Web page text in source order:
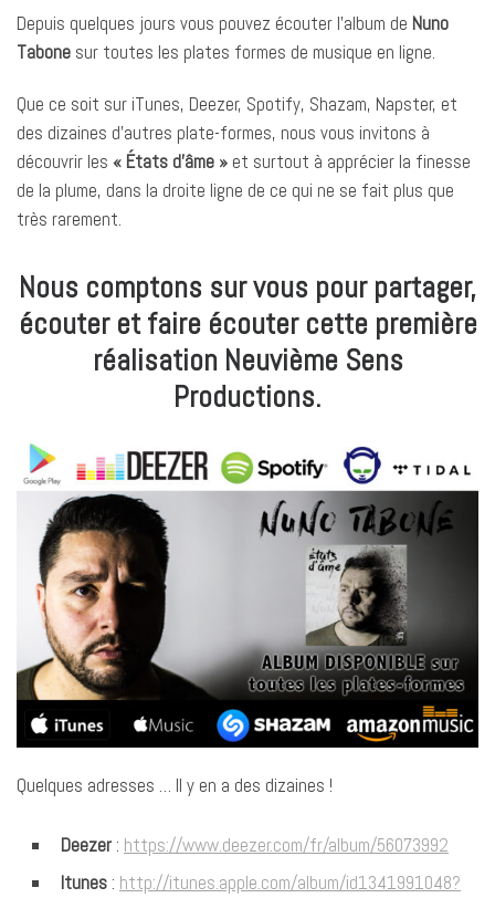
Depuis quelques jours vous pouvez écouter l’album de Nuno
Tabone sur toutes les plates formes de musique en ligne.
Que ce soit sur iTunes, Deezer, Spotify, Shazam, Napster, et
des dizaines d’autres plate-formes, nous vous invitons à
découvrir les « États d’âme » et surtout à apprécier la finesse
de la plume, dans la droite ligne de ce qui ne se fait plus que
très rarement.
Nous comptons sur vous pour partager,
écouter et faire écouter cette première
réalisation Neuvième Sens
Productions.
Quelques adresses … ll y en a des dizaines !
Deezer : https://www.deezer.com/fr/album/56073992
Itunes : http://itunes.apple.com/album/id1341991048?